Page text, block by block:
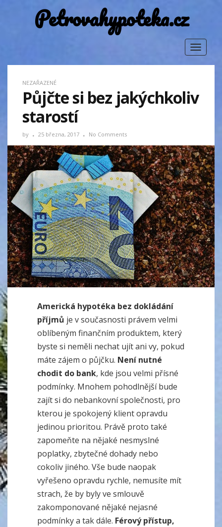
Petrovahypoteka.cz
Toggle
NEZAŘAZENÉ
Půjčte si bez jakýchkoliv
starostí
by 25 března, 2017 No Comments
Americká hypotéka bez dokládání
příjmů je v současnosti právem velmi
oblíbeným finančním produktem, který
byste si neměli nechat ujít ani vy, pokud
máte zájem o půjčku. Není nutné
chodit do bank, kde jsou velmi přísné
podmínky. Mnohem pohodlnější bude
zajít si do nebankovní společnosti, pro
kterou je spokojený klient opravdu
jedinou prioritou. Právě proto také
zapomeňte na nějaké nesmyslné
poplatky, zbytečné dohady nebo
cokoliv jiného. Vše bude naopak
vyřešeno opravdu rychle, nemusíte mít
strach, že by byly ve smlouvě
zakomponované nějaké nejasné
podmínky a tak dále. Férový přístup,